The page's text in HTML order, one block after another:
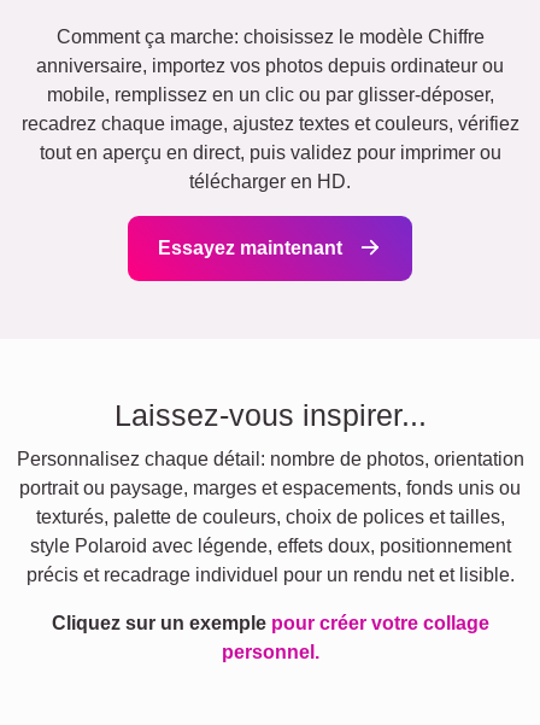
Comment ça marche: choisissez le modèle Chiffre
anniversaire, importez vos photos depuis ordinateur ou
mobile, remplissez en un clic ou par glisser-déposer,
recadrez chaque image, ajustez textes et couleurs, vérifiez
tout en aperçu en direct, puis validez pour imprimer ou
télécharger en HD.
Essayez maintenant
Laissez-vous inspirer...
Personnalisez chaque détail: nombre de photos, orientation
portrait ou paysage, marges et espacements, fonds unis ou
texturés, palette de couleurs, choix de polices et tailles,
style Polaroid avec légende, effets doux, positionnement
précis et recadrage individuel pour un rendu net et lisible.
Cliquez sur un exemple pour créer votre collage
personnel.